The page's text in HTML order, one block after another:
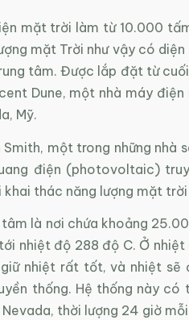
mặt trời làm từ 10.000
mặt Trời như vậy có
tâm. Được lắp đặt từ
Dune, một nhà máy
Mỹ.
Smith, một trong những nhà
điện (photovoltaic)
khai thác năng lượng mặt
là nơi chứa khoảng
nhiệt độ 288 độ C. Ở
nhiệt rất tốt, và nhiệt sẽ
thống. Hệ thống này
thời lượng 24 giờ